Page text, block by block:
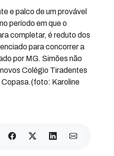
e palco de um provável
período em que o
completar, é reduto dos
para concorrer a
por MG. Simões não
Colégio Tiradentes
Copasa.(foto: Karoline